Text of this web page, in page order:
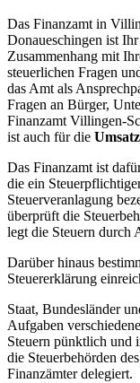
Das Finanzamt in
Donaueschingen ist
Zusammenhang mit
steuerlichen Fragen
das Amt als
Fragen an Bürger,
Finanzamt Villingen-
ist auch für die
Das Finanzamt ist
die ein
Steuerveranlagung
überprüft die
legt die Steuern durch
Darüber hinaus
Steuererklärung
Staat, Bundesländer
Aufgaben
Steuern pünktlich und
die Steuerbehörden
Finanzämter delegiert.